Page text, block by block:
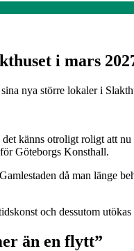
i mars
nya större lokaler i
känns otroligt roligt att
Göteborgs Konsthall.
då man länge
och dessutom
än en flytt”